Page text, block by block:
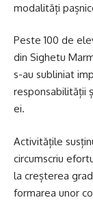
modalități
Peste 100 de
din Sighetu
s-au subliniat
responsabilității
ei.
Activitățile
circumscriu
la creșterea
formarea unor